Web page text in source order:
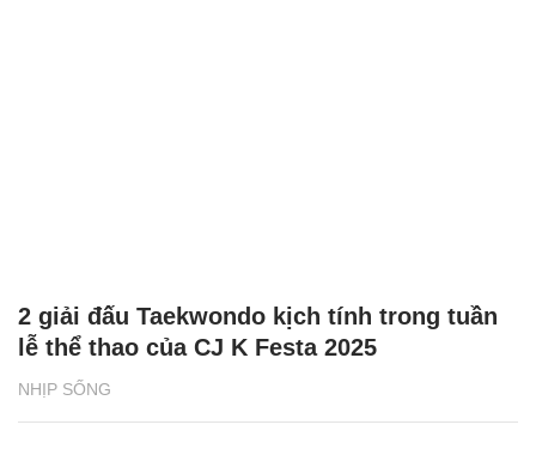
NHỊP SỐNG
2 giải đấu Taekwondo kịch tính trong tuần
lễ thể thao của CJ K Festa 2025